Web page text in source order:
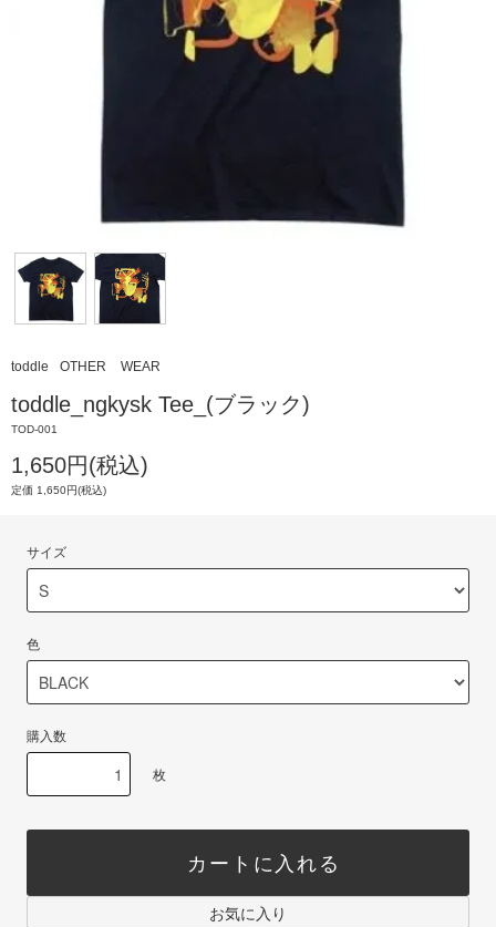
toddle OTHER WEAR
toddle_ngkysk Tee_(ブラック)
TOD-001
1,650円(税込)
定価 1,650円(税込)
サイズ
色
購入数
枚
カートに入れる
お気に入り